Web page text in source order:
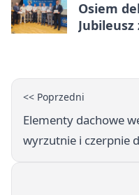
Osiem
<< Poprzedni
Elementy dachowe
wyrzutnie i czerpnie